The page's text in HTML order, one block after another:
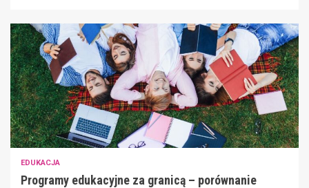
EDUKACJA
Programy edukacyjne za granicą – porównanie